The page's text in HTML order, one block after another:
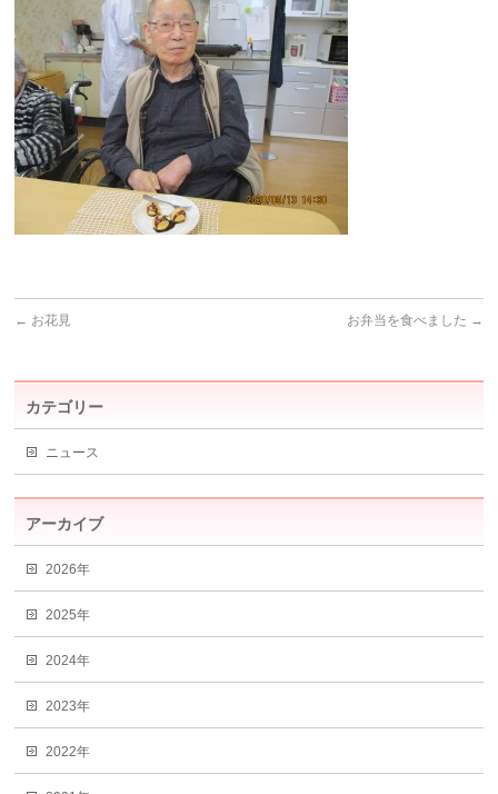
← お花見 お弁当を食べました →
カテゴリー
ニュース
アーカイブ
2026年
2025年
2024年
2023年
2022年